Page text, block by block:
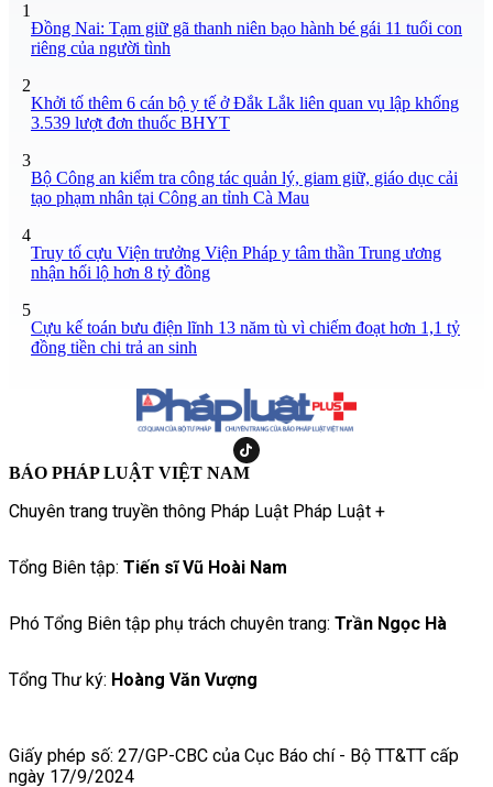
1
Đồng Nai: Tạm giữ gã thanh niên bạo hành bé gái 11 tuổi con
riêng của người tình
2
Khởi tố thêm 6 cán bộ y tế ở Đắk Lắk liên quan vụ lập khống
3.539 lượt đơn thuốc BHYT
3
Bộ Công an kiểm tra công tác quản lý, giam giữ, giáo dục cải
tạo phạm nhân tại Công an tỉnh Cà Mau
4
Truy tố cựu Viện trưởng Viện Pháp y tâm thần Trung ương
nhận hối lộ hơn 8 tỷ đồng
5
Cựu kế toán bưu điện lĩnh 13 năm tù vì chiếm đoạt hơn 1,1 tỷ
đồng tiền chi trả an sinh
BÁO PHÁP LUẬT VIỆT NAM
Chuyên trang truyền thông Pháp Luật Pháp Luật +
Tổng Biên tập: Tiến sĩ Vũ Hoài Nam
Phó Tổng Biên tập phụ trách chuyên trang: Trần Ngọc Hà
Tổng Thư ký: Hoàng Văn Vượng
Giấy phép số: 27/GP-CBC của Cục Báo chí - Bộ TT&TT cấp
ngày 17/9/2024